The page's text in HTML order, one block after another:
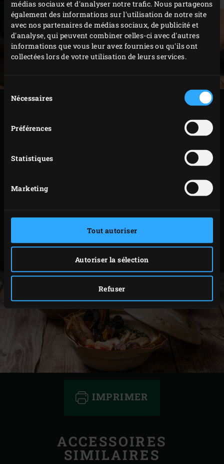
médias sociaux et d'analyser notre trafic. Nous partageons
également des informations sur l'utilisation de notre site
avec nos partenaires de médias sociaux, de publicité et
d'analyse, qui peuvent combiner celles-ci avec d'autres
informations que vous leur avez fournies ou qu'ils ont
collectées lors de votre utilisation de leurs services.
Sélection
duNécessaires
Préférences
Statistiques
Marketing
Tout autoriser
Autoriser la sélection
Refuser
Posez une grande cocotte en terre cuite ou le
tous les ingrédients pour le hot pot dedans, fermez
environ jusqu’à ce que les légumes soient tendres.
l’EGG et posez-la/le sur la table, sur une surface
résistant à la chaleur, pour que chacun puisse se
servir.
IMPRIMER
ACCESSOIRES
SIMILAIRES